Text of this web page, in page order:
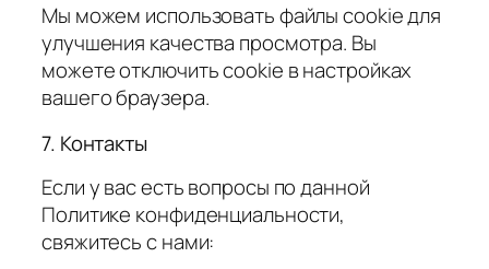
Мы можем использовать файлы cookie для
улучшения качества просмотра. Вы
можете отключить cookie в настройках
вашего браузера.
7. Контакты
Если у вас есть вопросы по данной
Политике конфиденциальности,
свяжитесь с нами: